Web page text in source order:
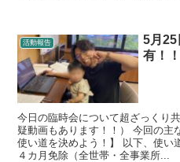
活動報告
5月25
有！！
今日の臨時会について超ざっくり
疑動画もあります！！） 今回の主
使い道を決めよう！】 以下、使い
４カ月免除（全世帯・全事業所...